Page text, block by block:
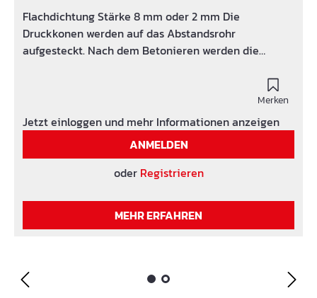
Flachdichtung Stärke 8 mm oder 2 mm Die
Druckkonen werden auf das Abstandsrohr
aufgesteckt. Nach dem Betonieren werden die
Merken
Jetzt einloggen und mehr Informationen anzeigen
ANMELDEN
oder Registrieren
MEHR ERFAHREN